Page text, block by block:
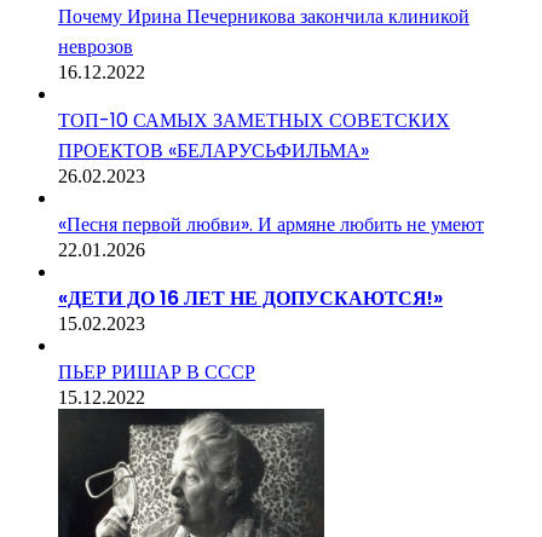
Почему Ирина Печерникова закончила клиникой
неврозов
16.12.2022
ТОП-10 САМЫХ ЗАМЕТНЫХ СОВЕТСКИХ
ПРОЕКТОВ «БЕЛАРУСЬФИЛЬМА»
26.02.2023
«Песня первой любви». И армяне любить не умеют
22.01.2026
«ДЕТИ ДО 16 ЛЕТ НЕ ДОПУСКАЮТСЯ!»
15.02.2023
ПЬЕР РИШАР В СССР
15.12.2022